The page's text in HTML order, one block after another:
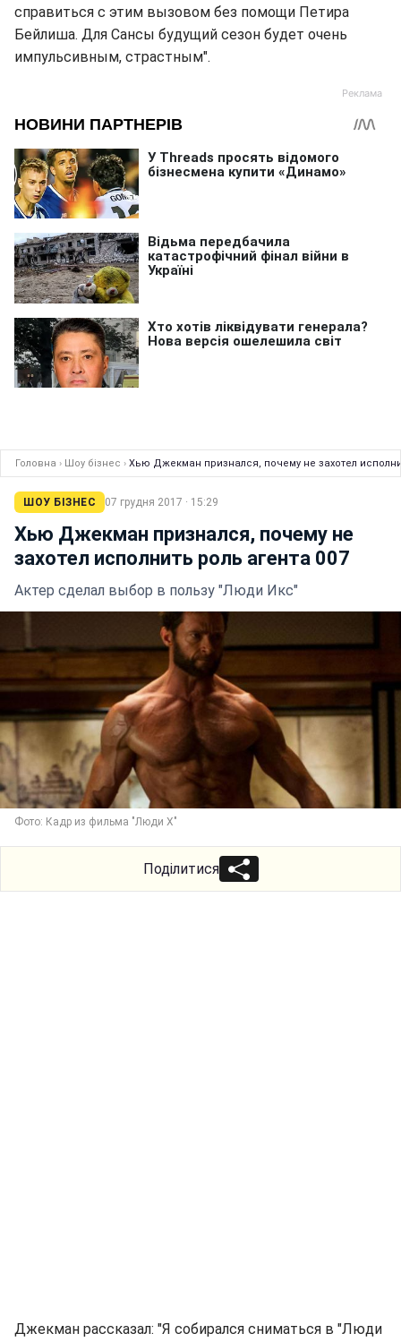
справиться с этим вызовом без помощи Петира
Бейлиша. Для Сансы будущий сезон будет очень
импульсивным, страстным".
Головна › Шоу бізнес › Хью Джекман признался, почему не захотел
ШОУ БІЗНЕС 07 грудня 2017 · 15:29
Хью Джекман признался, почему не
захотел исполнить роль агента 007
Актер сделал выбор в пользу "Люди Икс"
Фото: Кадр из фильма "Люди Х"
Поділитися
Джекман рассказал: "Я собирался сниматься в "Люди